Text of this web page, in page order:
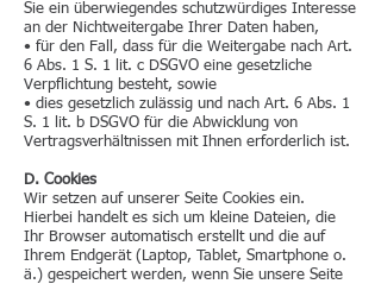
Sie ein überwiegendes schutzwürdiges Interesse
an der Nichtweitergabe Ihrer Daten haben,
• für den Fall, dass für die Weitergabe nach Art.
6 Abs. 1 S. 1 lit. c DSGVO eine gesetzliche
Verpflichtung besteht, sowie
• dies gesetzlich zulässig und nach Art. 6 Abs. 1
S. 1 lit. b DSGVO für die Abwicklung von
Vertragsverhältnissen mit Ihnen erforderlich ist.
D. Cookies
Wir setzen auf unserer Seite Cookies ein.
Hierbei handelt es sich um kleine Dateien, die
Ihr Browser automatisch erstellt und die auf
Ihrem Endgerät (Laptop, Tablet, Smartphone o.
ä.) gespeichert werden, wenn Sie unsere Seite